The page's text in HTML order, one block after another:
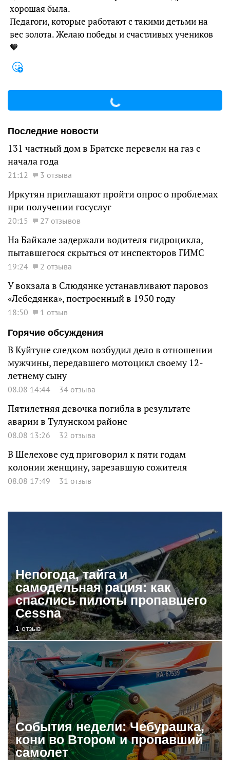
хорошая была.
Педагоги, которые работают с такими детьми на
вес золота. Желаю победы и счастливых учеников
🧡
Последние новости
131 частный дом в Братске перевели на газ с
начала года
21:12 3 отзыва
Иркутян приглашают пройти опрос о проблемах
при получении госуслуг
20:15 27 отзывов
На Байкале задержали водителя гидроцикла,
пытавшегося скрыться от инспекторов ГИМС
19:24 2 отзыва
У вокзала в Слюдянке устанавливают паровоз
«Лебедянка», построенный в 1950 году
18:50
1 отзыв
Горячие обсуждения
В Куйтуне следком возбудил дело в отношении
мужчины, передавшего мотоцикл своему 12-
летнему сыну
08.08 14:44 34 отзыва
Пятилетняя девочка погибла в результате
аварии в Тулунском районе
08.08 13:26 32 отзыва
В Шелехове суд приговорил к пяти годам
колонии женщину, зарезавшую сожителя
08.08 17:49 31 отзыв
Непогода, тайга и
самодельная рация: как
спаслись пилоты пропавшего
Cessna
1 отзыв
События недели: Чебурашка,
кони во Втором и пропавший
самолет